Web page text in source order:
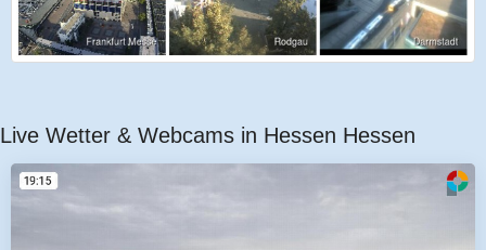
Live Wetter & Webcams in Hessen Hessen